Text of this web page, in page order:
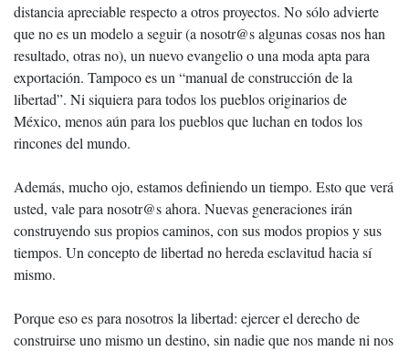
distancia apreciable respecto a otros proyectos. No sólo advierte
que no es un modelo a seguir (a nosotr@s algunas cosas nos han
resultado, otras no), un nuevo evangelio o una moda apta para
exportación. Tampoco es un “manual de construcción de la
libertad”. Ni siquiera para todos los pueblos originarios de
México, menos aún para los pueblos que luchan en todos los
rincones del mundo.
Además, mucho ojo, estamos definiendo un tiempo. Esto que verá
usted, vale para nosotr@s ahora. Nuevas generaciones irán
construyendo sus propios caminos, con sus modos propios y sus
tiempos. Un concepto de libertad no hereda esclavitud hacia sí
mismo.
Porque eso es para nosotros la libertad: ejercer el derecho de
construirse uno mismo un destino, sin nadie que nos mande ni nos